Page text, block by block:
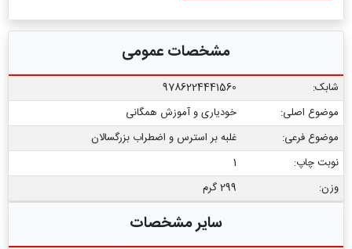
مشخصات عمومی
شابک:
9786224441560
موضوع اصلی:
خودیاری و آموزش همگانی
موضوع فرعی:
غلبه بر استرس و اضطراب بزرگسالان
نوبت چاپ:
1
وزن:
299 گرم
سایر مشخصات